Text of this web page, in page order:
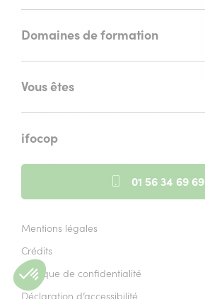
Domaines de formation
Vous êtes
ifocop
01 56 34 69 69
Mentions légales
Crédits
Politique de confidentialité
Déclaration d’accessibilité